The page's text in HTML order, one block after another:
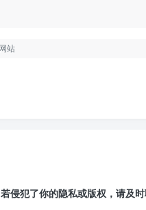
侵犯了你的隐私或版权，请及